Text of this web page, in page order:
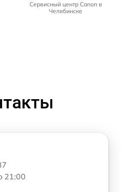
Сервисный центр Canon в
Челябинске
21:00